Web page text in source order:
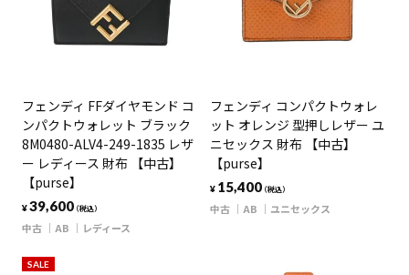
フェンディ FFダイヤモンド コ
ンパクトウォレット ブラック
8M0480-ALV4-249-1835 レザ
ー レディース 財布 【中古】
【purse】
¥39,600（税込）
中古 AB レディース
フェンディ コンパクトウォレ
ット オレンジ 型押しレザー ユ
ニセックス 財布 【中古】
【purse】
¥ 15,400（税込）
中古 AB ユニセックス
SALE